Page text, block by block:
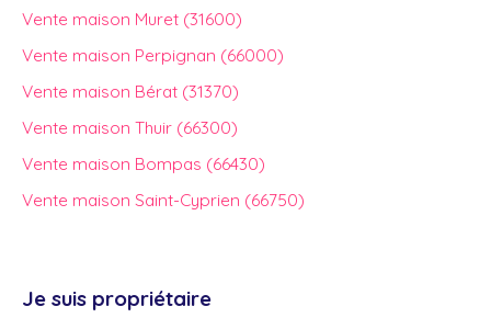
Vente maison Muret (31600)
Vente maison Perpignan (66000)
Vente maison Bérat (31370)
Vente maison Thuir (66300)
Vente maison Bompas (66430)
Vente maison Saint-Cyprien (66750)
Je suis propriétaire